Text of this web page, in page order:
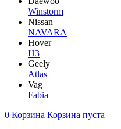
Winstorm
Nissan
NAVARA
Hover
H3
Geely
Atlas
Vag
Fabia
0 Корзина Корзина пуста